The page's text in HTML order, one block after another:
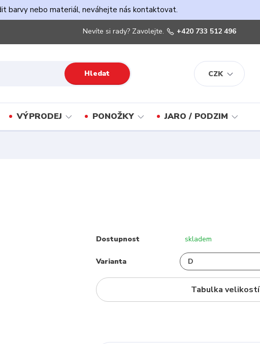
barvy nebo materiál, neváhejte nás kontaktovat.
CZK
Hledat
Nevíte si rady? Zavolejte. +420 733 512 496
VÝPRODEJ PONOŽKY JARO / PODZIM
Dostupnost skladem
Varianta
Tabulka velikostí